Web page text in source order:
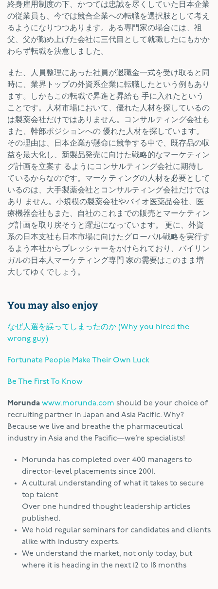
終身雇用制度の下、かつては忠誠を尽くしていた日本企業
の従業員も、今では競合企業への転職を選択肢として考え
るようになりつつあります。ある専門家の場合には、祖
父、父が勤め上げた会社に三代目として就職したにもかか
わらず転職を決意しました。
また、人員整理にあった社員が退職金一式を受け取ると同
時に、業界トップの外資系企業に転職したという例もあり
ます。しかもこの転職で昇進と昇給も 手に入れたという
ことです。人材市場において、優れた人材を探しているの
は製薬会社だけではありません。コンサルティング会社も
また、幹部ポジションへの 優れた人材を探しています。
その理由は、日本企業が懸命に競争する中で、既存品の収
益を最大化し、新製品発売に向けた戦略的なマーケティン
グ計画を立案す るようにコンサルティング会社に期待し
ているからなのです。マーケティングの人材を必要として
いるのは、大手製薬会社とコンサルティング会社だけでは
あり ません。小規模の製薬会社やバイオ医薬品会社、医
療機器会社もまた、自社のこれまでの販売とマーケティン
グ計画を取り戻そうと躍起になっています。 更に、外資
系の日本支社も日本市場に向けたグローバル戦略を実行す
るよう本社からプレッシャーをかけられており、バイリン
ガルの日本人マーケティング専門 家の需要はこのまま増
大してゆくでしょう。
You may also enjoy
なぜ人選を誤ってしまったのか (Why you hired the
wrong guy)
Fortunate People Make Their Own Luck
Be The First To Know
Morunda www.morunda.com should be your choice of
recruiting partner in Japan and Asia Pacific. Why?
Because we live and breathe the pharmaceutical
industry in Asia and the Pacific—we’re specialists!
Morunda has completed over 400 managers to
director-level placements since 2001.
A cultural understanding of what it takes to secure
top talent
Over one hundred thought leadership articles
published.
We hold regular seminars for candidates and clients
alike with industry experts.
We understand the market, not only today, but
where it is heading in the next 12 to 18 months